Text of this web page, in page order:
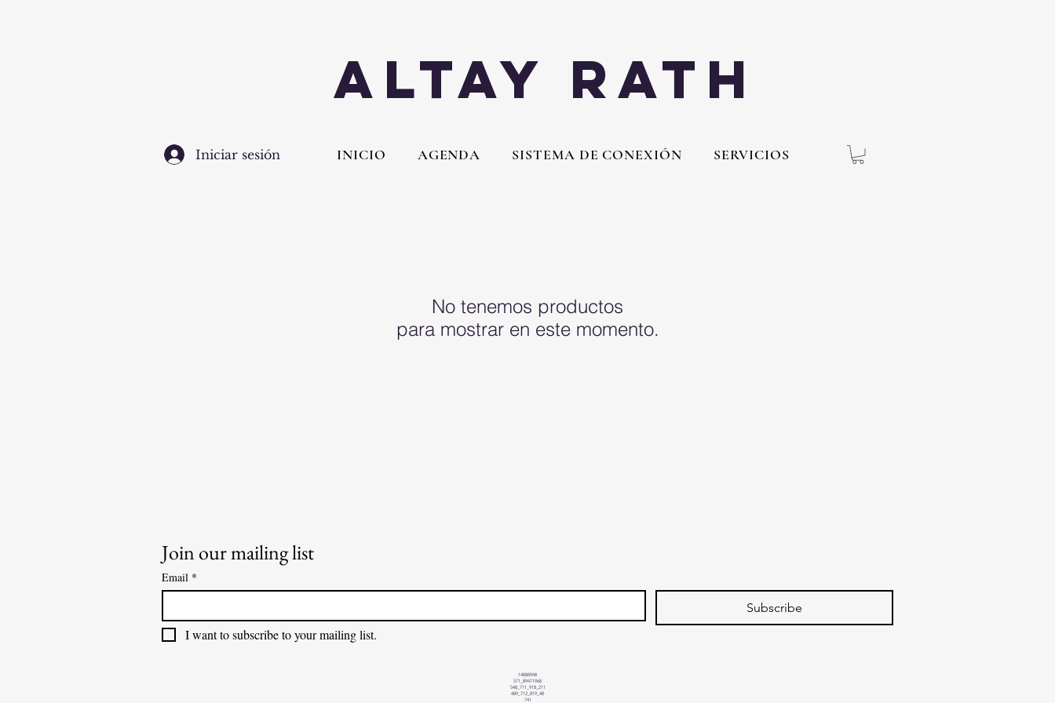
Altay Rath
Iniciar sesión INICIO AGENDA SISTEMA DE CONEXIÓN SERVICIOS
No tenemos productos
para mostrar en este momento.
Join our mailing list
Email *
Subscribe
I want to subscribe to your mailing list.
14888948
571_89471968
548_711_918_211
489_712_819_48
741